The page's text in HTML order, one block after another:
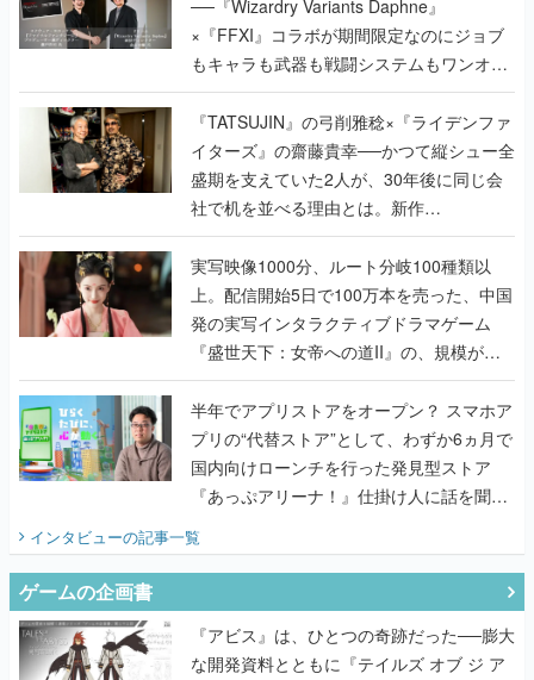
──『Wizardry Variants Daphne』
×『FFXI』コラボが期間限定なのにジョブ
もキャラも武器も戦闘システムもワンオフ
で作り込まれた理由を両ディレクターに聞
く
『TATSUJIN』の弓削雅稔×『ライデンファ
イターズ』の齋藤貴幸──かつて縦シュー全
盛期を支えていた2人が、30年後に同じ会
社で机を並べる理由とは。新作
『TATSUJIN EXTREME』で初タッグを組
んだレジェンド2人に訊く開発秘話
実写映像1000分、ルート分岐100種類以
上。配信開始5日で100万本を売った、中国
発の実写インタラクティブドラマゲーム
『盛世天下：女帝への道II』の、規模が違
うこだわりをプロデューサーに聞いた
半年でアプリストアをオープン？ スマホア
プリの“代替ストア”として、わずか6ヵ月で
国内向けローンチを行った発見型ストア
『あっぷアリーナ！』仕掛け人に話を聞い
てみた
インタビューの記事一覧
ゲームの企画書
『アビス』は、ひとつの奇跡だった──膨大
な開発資料とともに『テイルズ オブ ジ ア